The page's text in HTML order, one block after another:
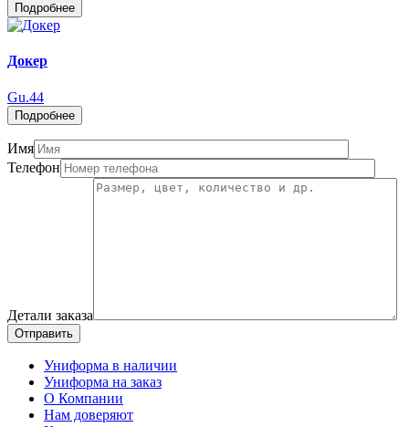
Подробнее
Докер
Gu.44
Подробнее
Имя
Телефон
Детали заказа
Отправить
Униформа в наличии
Униформа на заказ
О Компании
Нам доверяют